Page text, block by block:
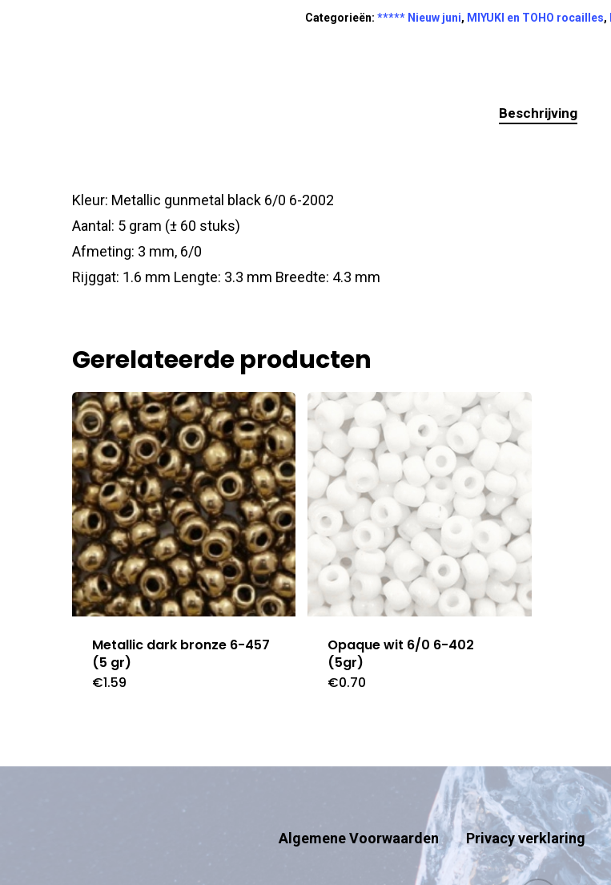
Categorieën: ***** Nieuw juni, MIYUKI en TOHO rocailles,
Beschrijving
Kleur: Metallic gunmetal black 6/0 6-2002
Aantal: 5 gram (± 60 stuks)
Afmeting: 3 mm, 6/0
Rijggat: 1.6 mm Lengte: 3.3 mm Breedte: 4.3 mm
Gerelateerde producten
Metallic dark bronze 6-457
(5 gr)
€1.59
Opaque wit 6/0 6-402
(5gr)
€0.70
Algemene Voorwaarden Privacy verklaring